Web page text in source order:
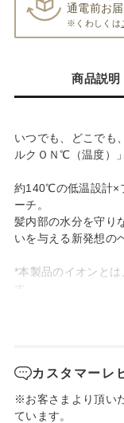
通電前お
※くわしくは
商品説明
いつでも、どこでも
ルクＯＮ℃（温度）」
約140℃の低温設計×
ーチ。
髪内部の水分を守り
いを与える新発想の
*本製品のイオンと
す。
カスタマーレ
※お客さまより頂い
ています。